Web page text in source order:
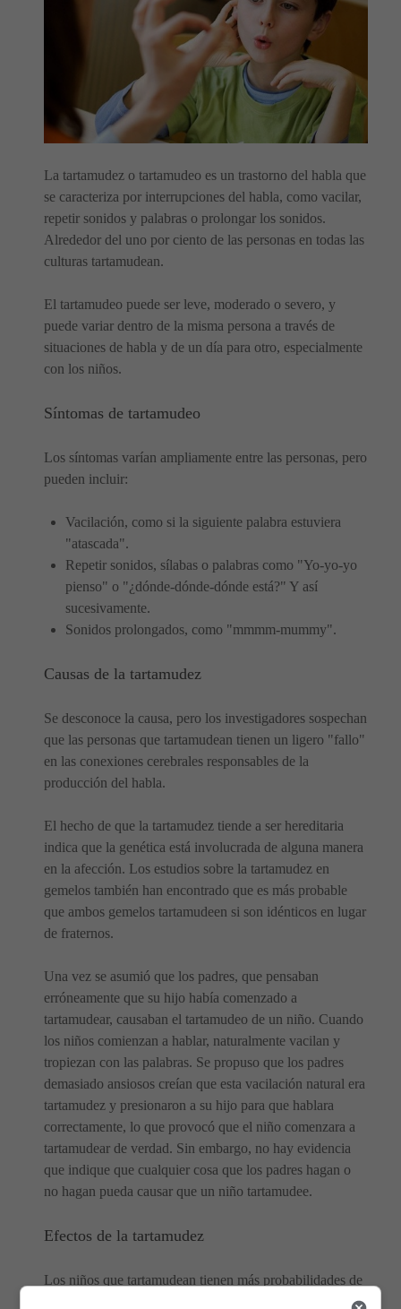
La tartamudez o tartamudeo es un trastorno del habla que
se caracteriza por interrupciones del habla, como vacilar,
repetir sonidos y palabras o prolongar los sonidos.
Alrededor del uno por ciento de las personas en todas las
culturas tartamudean.
El tartamudeo puede ser leve, moderado o severo, y
puede variar dentro de la misma persona a través de
situaciones de habla y de un día para otro, especialmente
con los niños.
Síntomas de tartamudeo
Los síntomas varían ampliamente entre las personas, pero
pueden incluir:
Vacilación, como si la siguiente palabra estuviera
"atascada".
Repetir sonidos, sílabas o palabras como "Yo-yo-yo
pienso" o "¿dónde-dónde-dónde está?" Y así
sucesivamente.
Sonidos prolongados, como "mmmm-mummy".
Causas de la tartamudez
Se desconoce la causa, pero los investigadores sospechan
que las personas que tartamudean tienen un ligero "fallo"
en las conexiones cerebrales responsables de la
producción del habla.
El hecho de que la tartamudez tiende a ser hereditaria
indica que la genética está involucrada de alguna manera
en la afección. Los estudios sobre la tartamudez en
gemelos también han encontrado que es más probable
que ambos gemelos tartamudeen si son idénticos en lugar
de fraternos.
Una vez se asumió que los padres, que pensaban
erróneamente que su hijo había comenzado a
tartamudear, causaban el tartamudeo de un niño. Cuando
los niños comienzan a hablar, naturalmente vacilan y
tropiezan con las palabras. Se propuso que los padres
demasiado ansiosos creían que esta vacilación natural era
tartamudez y presionaron a su hijo para que hablara
correctamente, lo que provocó que el niño comenzara a
tartamudear de verdad. Sin embargo, no hay evidencia
que indique que cualquier cosa que los padres hagan o
no hagan pueda causar que un niño tartamudee.
Efectos de la tartamudez
Los niños que tartamudean tienen más probabilidades de